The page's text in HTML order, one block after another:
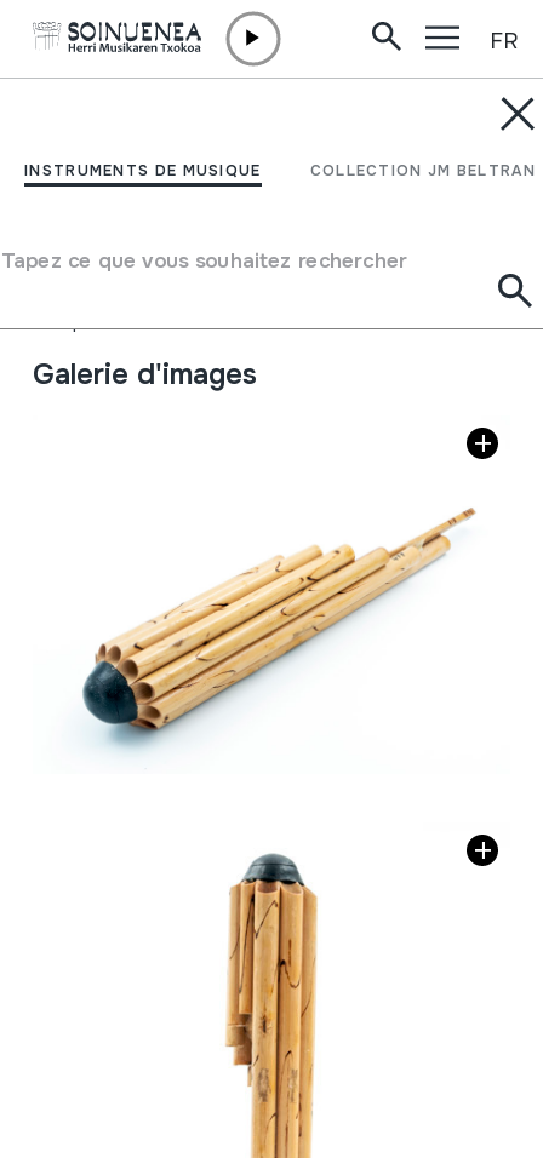
INSTRUMENTS DE MUSIQUE COLLECTION JM BELTRAN
Tapez ce que vous souhaitez rechercher
FR
WOT; Flauta de rueda;
Auteur
Ez dakigu.
Aérophones->Flûtes->flute de Pan
Galerie d'images